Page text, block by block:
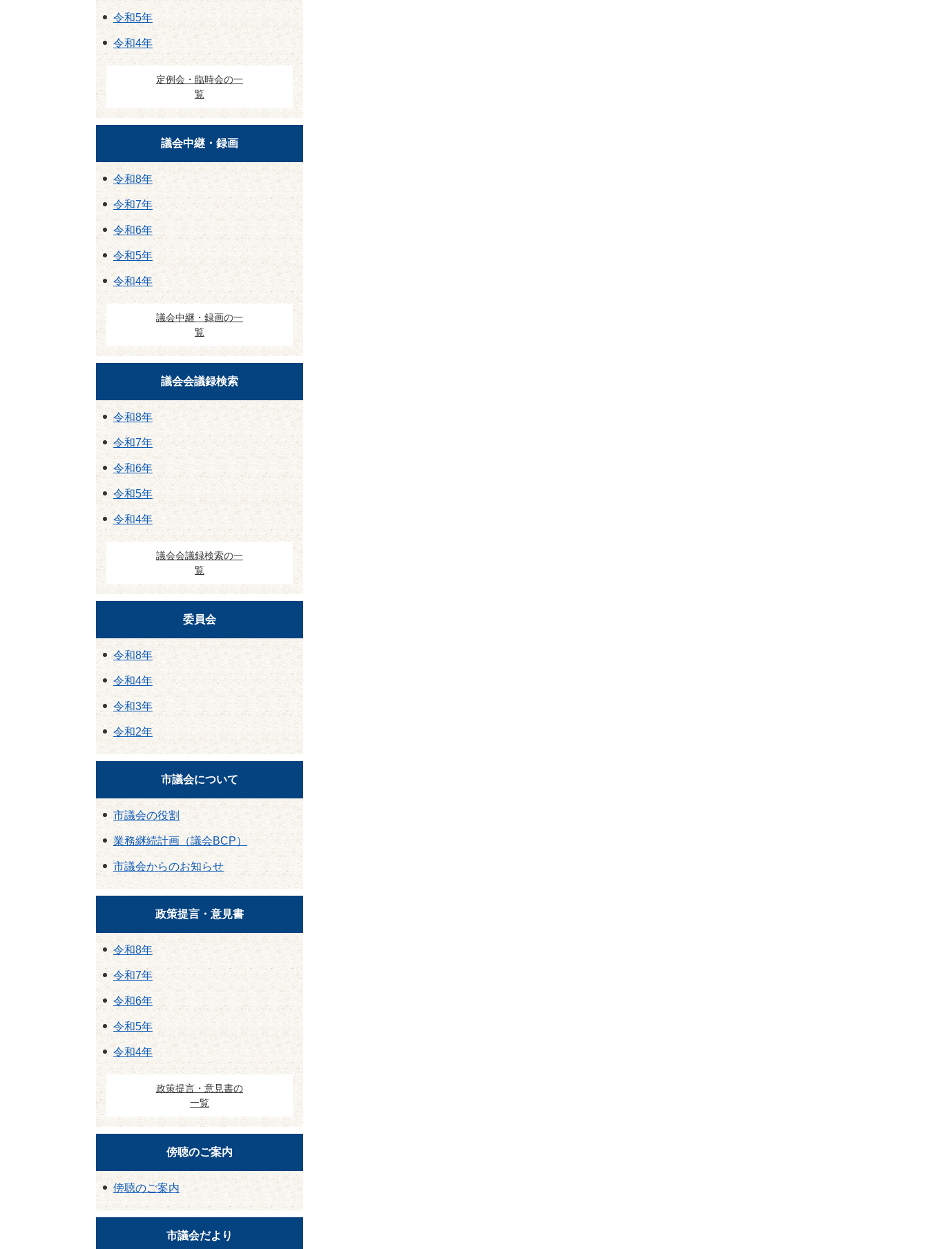
令和5年
令和4年
定例会・臨時会の一
覧
議会中継・録画
令和8年
令和7年
令和6年
令和5年
令和4年
議会中継・録画の一
覧
議会会議録検索
令和8年
令和7年
令和6年
令和5年
令和4年
議会会議録検索の一
覧
委員会
令和8年
令和4年
令和3年
令和2年
市議会について
市議会の役割
業務継続計画（議会BCP）
市議会からのお知らせ
政策提言・意見書
令和8年
令和7年
令和6年
令和5年
令和4年
政策提言・意見書の
一覧
傍聴のご案内
傍聴のご案内
市議会だより